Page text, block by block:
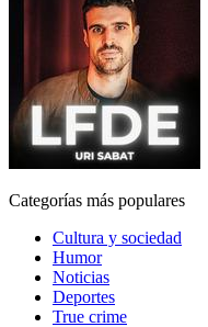
Categorías más populares
Cultura y sociedad
Humor
Noticias
Deportes
True crime